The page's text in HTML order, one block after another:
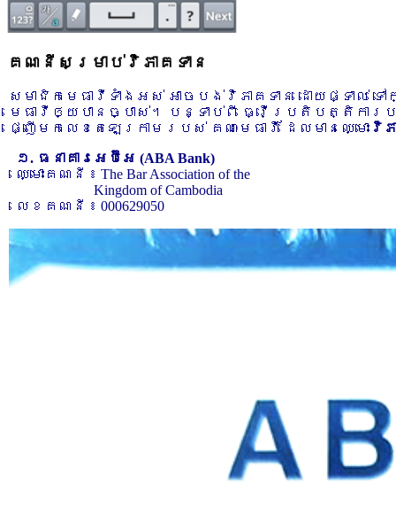
គណនីសម្រាប់វិភាគទាន
សមាជិកមេធាវីទាំងអស់ អាចបង់វិភាគទាន ដោយផ្ទាល់
មេធាវីឲ្យបានច្បាស់។ បន្ទាប់ពី ធ្វើប្រតិបត្តិកា
ផ្ញើមកលេខតេឡេក្រាមរបស់ គណៈមេធាវី ដែលមានឈ្មោះ វិភ
១. ធនាគារអេប៊ីអេ (ABA Bank)
ឈ្មោះគណនី ៖ The Bar Association of the
Kingdom of Cambodia
លេខគណនី ៖ 000629050